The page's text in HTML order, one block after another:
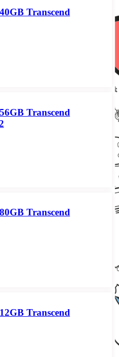
Transcend
Transcend
Transcend
Transcend